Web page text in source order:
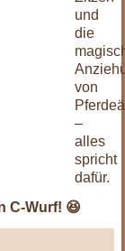
und
die
von
–
alles
spricht
dafür.
C-Wurf! 😆